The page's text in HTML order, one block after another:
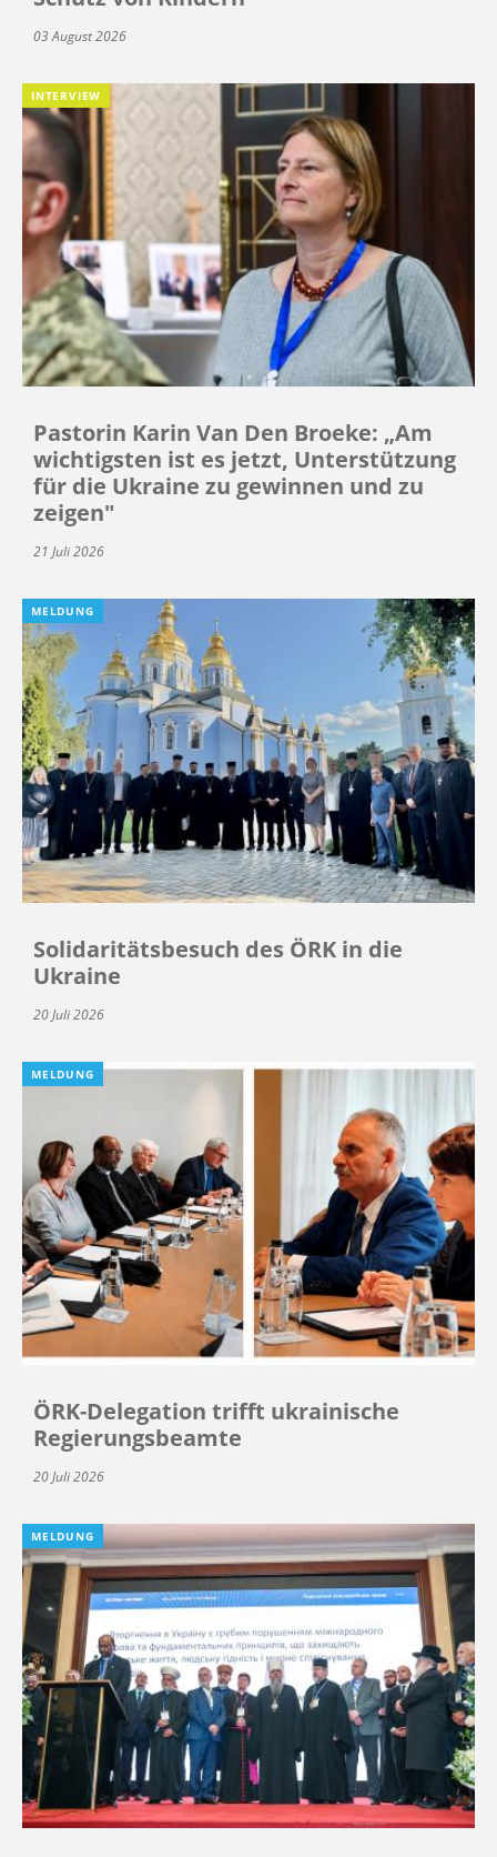
03 August 2026
INTERVIEW
Pastorin Karin Van Den Broeke: „Am
wichtigsten ist es jetzt, Unterstützung
für die Ukraine zu gewinnen und zu
zeigen"
21 Juli 2026
MELDUNG
Solidaritätsbesuch des ÖRK in die
Ukraine
20 Juli 2026
MELDUNG
ÖRK-Delegation trifft ukrainische
Regierungsbeamte
20 Juli 2026
MELDUNG